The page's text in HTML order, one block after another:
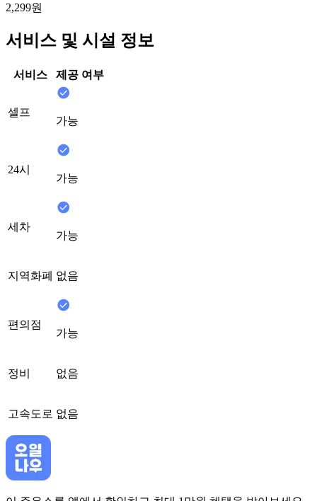
2,299원
서비스 및 시설 정보
서비스 제공 여부
셀프
가능
24시
가능
세차
가능
지역화폐 없음
편의점
가능
정비 없음
고속도로 없음